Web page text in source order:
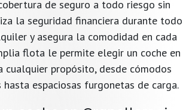
de seguro a todo riesgo sin
la seguridad financiera durante todo
y asegura la comodidad en cada
flota le permite elegir un coche en
cualquier propósito, desde cómodos
hasta espaciosas furgonetas de carga.